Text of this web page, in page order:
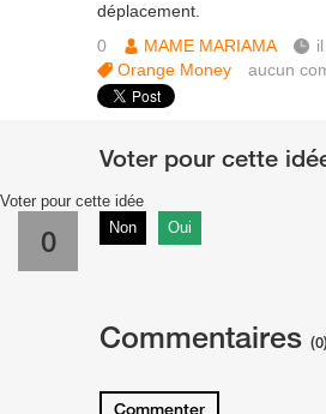
déplacement.
0
MAME MARIAMA
Orange Money
aucun
Voter pour cette idée
0 Non Oui
Commentaires (0)
Commenter